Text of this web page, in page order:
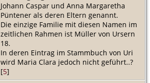
Johann Caspar und Anna Margaretha
Püntener als deren Eltern genannt.
Die einzige Familie mit diesen Namen im
zeitlichen Rahmen ist Müller von Ursern
18.
In deren Eintrag im Stammbuch von Uri
wird Maria Clara jedoch nicht geführt..?
[5]